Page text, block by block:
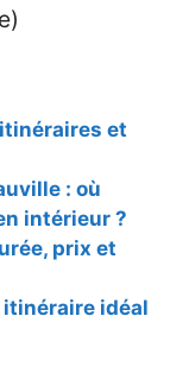
et
: où
intérieur ?
prix et
itinéraire idéal